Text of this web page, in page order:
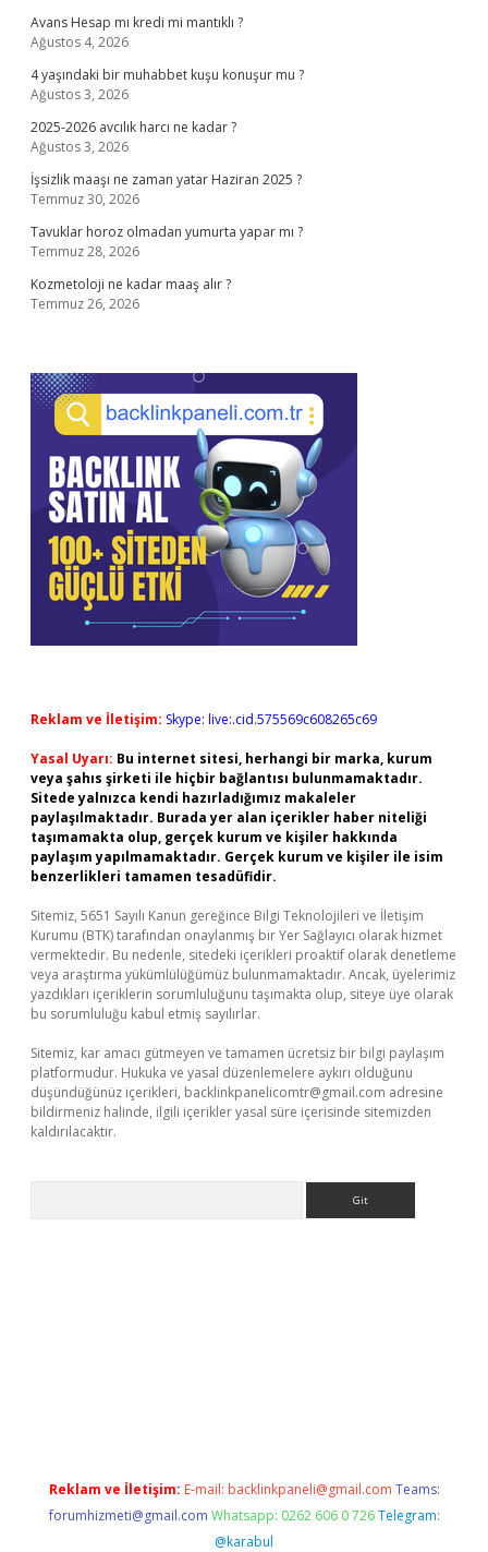
Avans Hesap mı kredi mi mantıklı ?
Ağustos 4, 2026
4 yaşındaki bir muhabbet kuşu konuşur mu ?
Ağustos 3, 2026
2025-2026 avcılık harcı ne kadar ?
Ağustos 3, 2026
İşsizlik maaşı ne zaman yatar Haziran 2025 ?
Temmuz 30, 2026
Tavuklar horoz olmadan yumurta yapar mı ?
Temmuz 28, 2026
Kozmetoloji ne kadar maaş alır ?
Temmuz 26, 2026
Reklam ve İletişim: Skype: live:.cid.575569c608265c69
Yasal Uyarı: Bu internet sitesi, herhangi bir marka, kurum
veya şahıs şirketi ile hiçbir bağlantısı bulunmamaktadır.
Sitede yalnızca kendi hazırladığımız makaleler
paylaşılmaktadır. Burada yer alan içerikler haber niteliği
taşımamakta olup, gerçek kurum ve kişiler hakkında
paylaşım yapılmamaktadır. Gerçek kurum ve kişiler ile isim
benzerlikleri tamamen tesadüfidir.
Sitemiz, 5651 Sayılı Kanun gereğince Bilgi Teknolojileri ve İletişim
Kurumu (BTK) tarafından onaylanmış bir Yer Sağlayıcı olarak hizmet
vermektedir. Bu nedenle, sitedeki içerikleri proaktif olarak denetleme
veya araştırma yükümlülüğümüz bulunmamaktadır. Ancak, üyelerimiz
yazdıkları içeriklerin sorumluluğunu taşımakta olup, siteye üye olarak
bu sorumluluğu kabul etmiş sayılırlar.
Sitemiz, kar amacı gütmeyen ve tamamen ücretsiz bir bilgi paylaşım
platformudur. Hukuka ve yasal düzenlemelere aykırı olduğunu
düşündüğünüz içerikleri, backlinkpanelicomtr@gmail.com adresine
bildirmeniz halinde, ilgili içerikler yasal süre içerisinde sitemizden
kaldırılacaktır.
Reklam ve İletişim: E-mail: backlinkpaneli@gmail.com Teams:
forumhizmeti@gmail.com Whatsapp: 0262 606 0 726 Telegram:
@karabul